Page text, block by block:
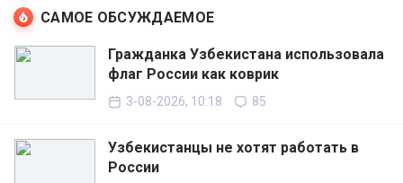
САМОЕ ОБСУЖДАЕМОЕ
Гражданка Узбекистана использовала
флаг России как коврик
3-08-2026, 10:18 85
Узбекистанцы не хотят работать в
России